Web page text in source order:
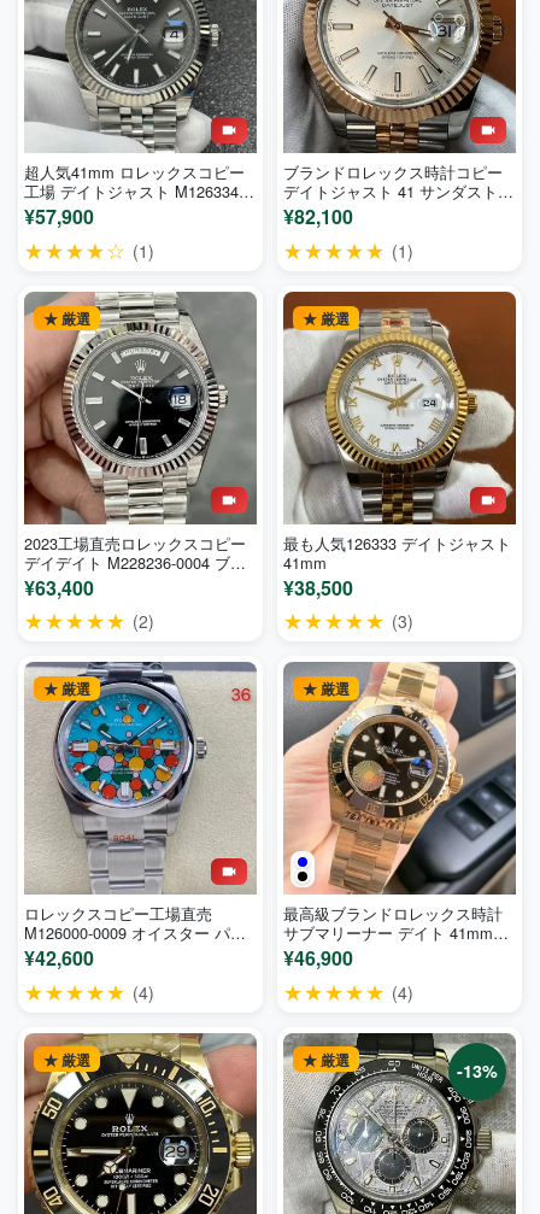
超人気41mm ロレックスコピー
工場 デイトジャスト M126334-
0014 スレート
¥57,900
★★★★☆ (1)
ブランドロレックス時計コピー
デイトジャスト 41 サンダスト
126331-1
¥82,100
★★★★★ (1)
★ 厳選
2023工場直売ロレックスコピー
デイデイト M228236-0004 ブラ
ック 40mm
¥63,400
★★★★★ (2)
★ 厳選
最も人気126333 デイトジャスト
41mm
¥38,500
★★★★★ (3)
★ 厳選
ロレックスコピー工場直売
M126000-0009 オイスター パー
ペチュアル 36mm セレブレーシ
ョン
¥42,600
★★★★★ (4)
★ 厳選
最高級ブランドロレックス時計
サブマリーナー デイト 41mm
126618LN
¥46,900
★★★★★ (4)
★ 厳選 -13%
★ 厳選